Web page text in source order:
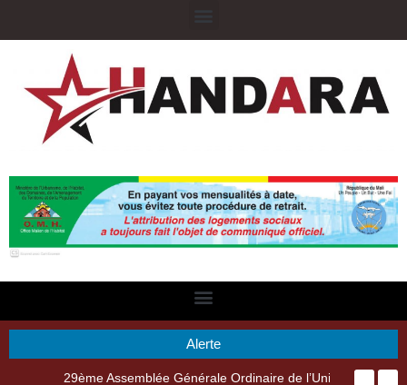
Alerte
29ème Assemblée Générale Ordinaire de l’Union Nyèsigiso : L’encours total des dépôts des membres passé de 18 milliards en 2024 à 21 milliards en 2025